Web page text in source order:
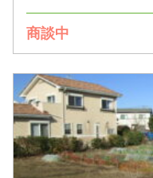
商談中